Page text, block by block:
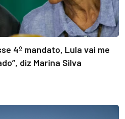
4º mandato, Lula vai me
diz Marina Silva